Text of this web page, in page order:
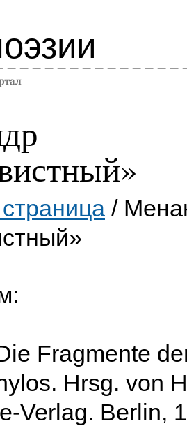
/
Fragmente
Hrsg. von
Verlag. Berlin,